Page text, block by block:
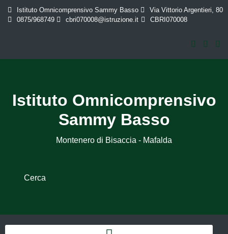
Istituto Omnicomprensivo Sammy Basso
Via Vittorio Argentieri, 80
0875/968749
cbri070008@istruzione.it CBRI070008
Istituto Omnicomprensivo
Sammy Basso
Montenero di Bisaccia - Mafalda
Cerca